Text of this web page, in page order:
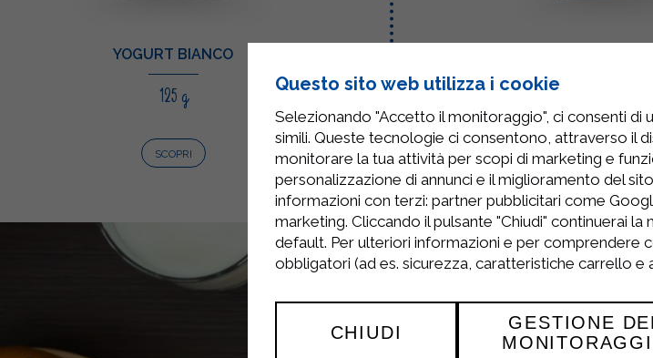
YOGURT BIANCO
125 g
SCOPRI SCOPRI
Questo sito web utilizza i cookie
Selezionando "Accetto il monitoraggio", ci consenti
simili. Queste tecnologie ci consentono, attraverso il
monitorare la tua attività per scopi di marketing e
personalizzazione di annunci e il miglioramento del
informazioni con terzi: partner pubblicitari come
marketing. Cliccando il pulsante "Chiudi" continuerai
default. Per ulteriori informazioni e per comprendere
obbligatori (ad es. sicurezza, caratteristiche carrello e
CHIUDI
GESTIONE